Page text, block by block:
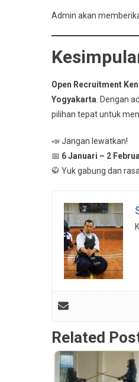
Admin akan
Open Recruitment
Yogyakarta . Dengan
pilihan tepat untuk
📣 Jangan lewatkan!
📅 6 Januari – 2
🥋 Yuk gabung dan
Related